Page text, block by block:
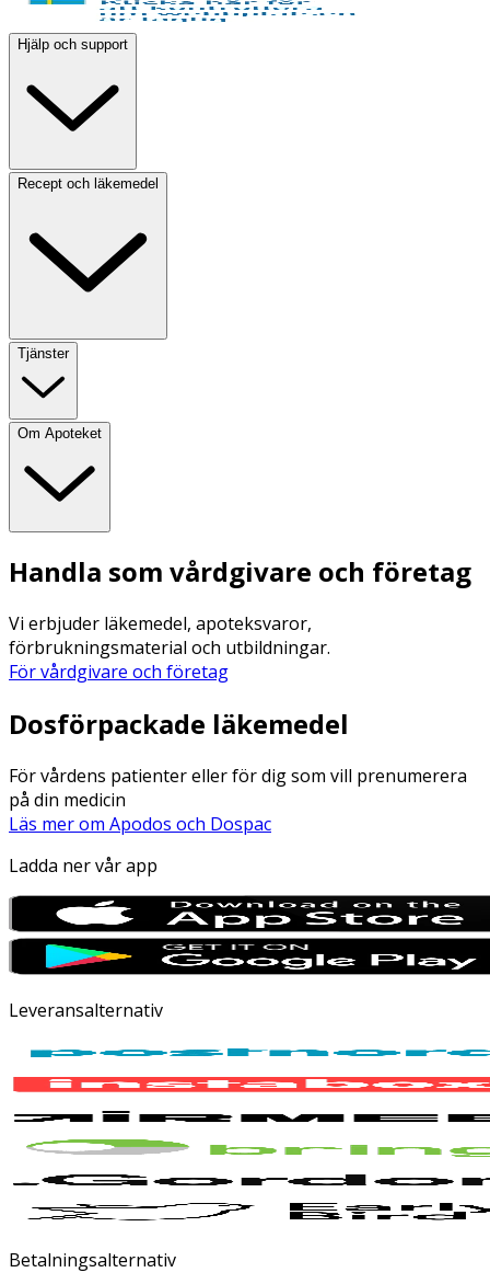
Hjälp och support
Recept och läkemedel
Tjänster
Om Apoteket
Handla som vårdgivare och företag
Vi erbjuder läkemedel, apoteksvaror,
förbrukningsmaterial och utbildningar.
För vårdgivare och företag
Dosförpackade läkemedel
För vårdens patienter eller för dig som vill prenumerera
på din medicin
Läs mer om Apodos och Dospac
Ladda ner vår app
Leveransalternativ
Betalningsalternativ